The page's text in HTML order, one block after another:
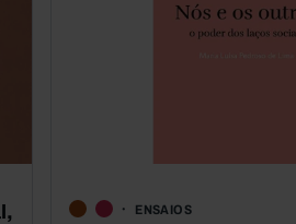
ENSAIOS